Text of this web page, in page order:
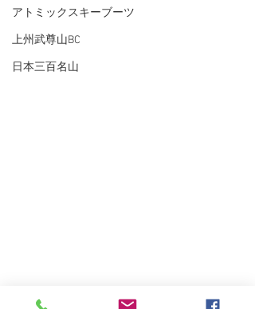
アトミックスキーブーツ
上州武尊山BC
日本三百名山